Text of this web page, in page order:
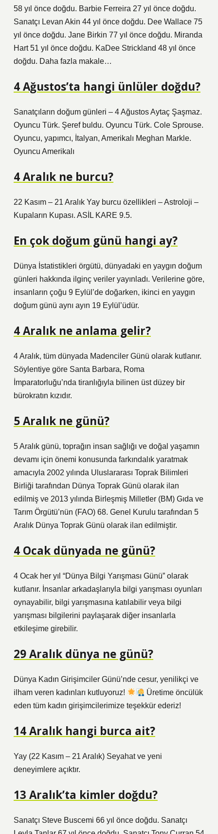
58 yıl önce doğdu. Barbie Ferreira 27 yıl önce doğdu.
Sanatçı Levan Akin 44 yıl önce doğdu. Dee Wallace 75
yıl önce doğdu. Jane Birkin 77 yıl önce doğdu. Miranda
Hart 51 yıl önce doğdu. KaDee Strickland 48 yıl önce
doğdu. Daha fazla makale…
4 Ağustos’ta hangi ünlüler doğdu?
Sanatçıların doğum günleri – 4 Ağustos Aytaç Şaşmaz.
Oyuncu Türk. Şeref buldu. Oyuncu Türk. Cole Sprouse.
Oyuncu, yapımcı, İtalyan, Amerikalı Meghan Markle.
Oyuncu Amerikalı
4 Aralık ne burcu?
22 Kasım – 21 Aralık Yay burcu özellikleri – Astroloji –
Kupaların Kupası. ASİL KARE 9.5.
En çok doğum günü hangi ay?
Dünya İstatistikleri örgütü, dünyadaki en yaygın doğum
günleri hakkında ilginç veriler yayınladı. Verilerine göre,
insanların çoğu 9 Eylül’de doğarken, ikinci en yaygın
doğum günü aynı ayın 19 Eylül’üdür.
4 Aralık ne anlama gelir?
4 Aralık, tüm dünyada Madenciler Günü olarak kutlanır.
Söylentiye göre Santa Barbara, Roma
İmparatorluğu’nda tiranlığıyla bilinen üst düzey bir
bürokratın kızıdır.
5 Aralık ne günü?
5 Aralık günü, toprağın insan sağlığı ve doğal yaşamın
devamı için önemi konusunda farkındalık yaratmak
amacıyla 2002 yılında Uluslararası Toprak Bilimleri
Birliği tarafından Dünya Toprak Günü olarak ilan
edilmiş ve 2013 yılında Birleşmiş Milletler (BM) Gıda ve
Tarım Örgütü’nün (FAO) 68. Genel Kurulu tarafından 5
Aralık Dünya Toprak Günü olarak ilan edilmiştir.
4 Ocak dünyada ne günü?
4 Ocak her yıl “Dünya Bilgi Yarışması Günü” olarak
kutlanır. İnsanlar arkadaşlarıyla bilgi yarışması oyunları
oynayabilir, bilgi yarışmasına katılabilir veya bilgi
yarışması bilgilerini paylaşarak diğer insanlarla
etkileşime girebilir.
29 Aralık dünya ne günü?
Dünya Kadın Girişimciler Günü’nde cesur, yenilikçi ve
ilham veren kadınları kutluyoruz!
Üretime öncülük
eden tüm kadın girişimcilerimize teşekkür ederiz!
14 Aralık hangi burca ait?
Yay (22 Kasım – 21 Aralık) Seyahat ve yeni
deneyimlere açıktır.
13 Aralık’ta kimler doğdu?
Sanatçı Steve Buscemi 66 yıl önce doğdu. Sanatçı